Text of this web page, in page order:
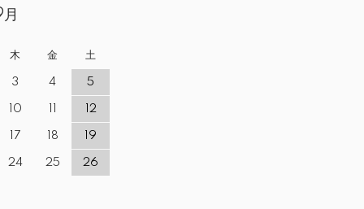
木 金 土
3 4 5
10 12
17 18 19
24 25 26